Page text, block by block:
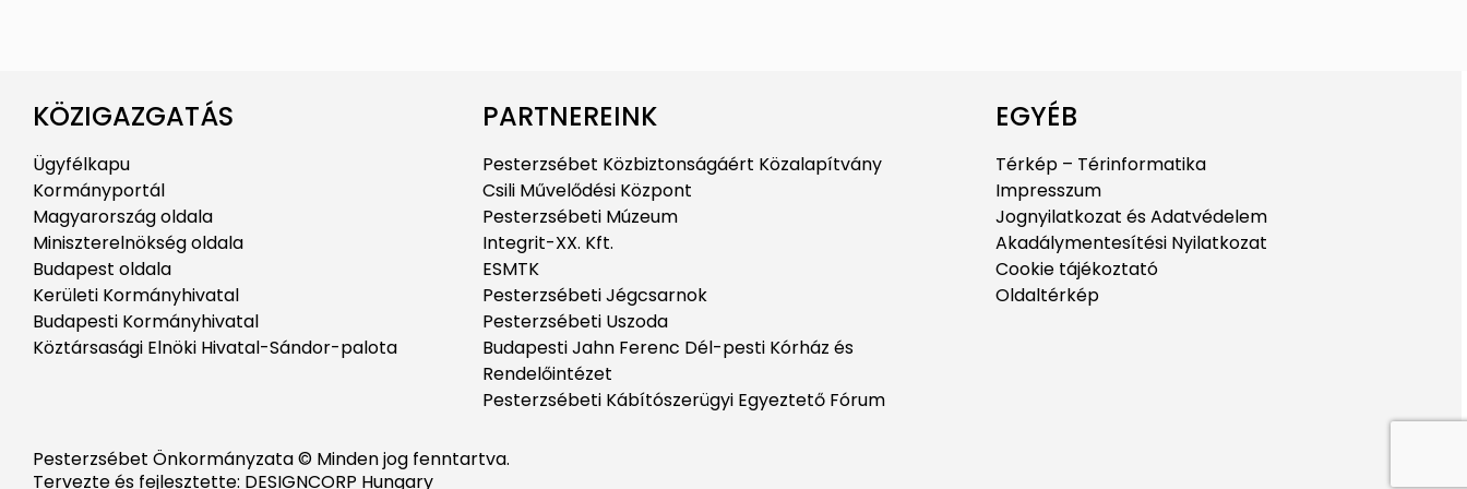
KÖZIGAZGATÁS
Ügyfélkapu
Kormányportál
Magyarország oldala
Miniszterelnökség oldala
Budapest oldala
Kerületi Kormányhivatal
Budapesti Kormányhivatal
Köztársasági Elnöki Hivatal-Sándor-palota
PARTNEREINK
Pesterzsébet Közbiztonságáért Közalapítvány
Csili Művelődési Központ
Pesterzsébeti Múzeum
Integrit-XX. Kft.
ESMTK
Pesterzsébeti Jégcsarnok
Pesterzsébeti Uszoda
Budapesti Jahn Ferenc Dél-pesti Kórház és
Rendelőintézet
Pesterzsébeti Kábítószerügyi Egyeztető Fórum
EGYÉB
Térkép – Térinformatika
Impresszum
Jognyilatkozat és Adatvédelem
Akadálymentesítési Nyilatkozat
Cookie tájékoztató
Oldaltérkép
Pesterzsébet Önkormányzata © Minden jog fenntartva.
Tervezte és fejlesztette: DESIGNCORP Hungary